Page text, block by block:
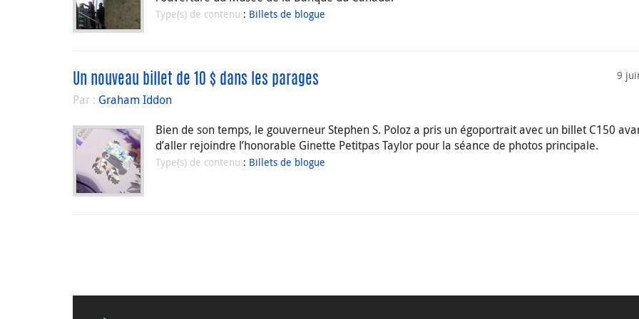
Type(s) de contenu : Billets de blogue
9
Un nouveau billet de 10 $ dans les parages
Par : Graham Iddon
Bien de son temps, le gouverneur Stephen S. Poloz a pris un égoportrait avec un billet C150
d’aller rejoindre l’honorable Ginette Petitpas Taylor pour la séance de photos principale.
Type(s) de contenu : Billets de blogue